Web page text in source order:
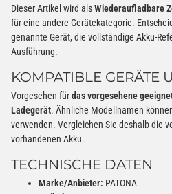
Dieser Artikel wird alsWiederaufladbare
für eine andere Gerätekategorie.
genannte Gerät, die vollständige Akku-
Ausführung.
KOMPATIBLE GERÄTE
Vorgesehen fürdas vorgesehene
Ladegerät. Ähnliche Modellnamen
verwenden. Vergleichen Sie deshalb die
vorhandenen Akku.
TECHNISCHE DATEN
Marke/Anbieter: PATONA